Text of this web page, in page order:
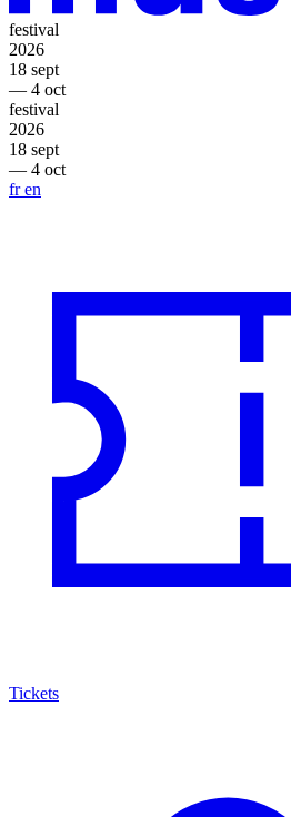
festival
2026
18 sept
— 4 oct
festival
2026
18 sept
— 4 oct
fren
Tickets